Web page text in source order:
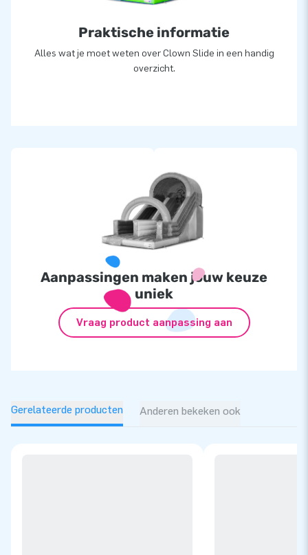
Praktische informatie
Alles wat je moet weten over Clown Slide in een handig
overzicht.
Aanpassingen maken jouw keuze
uniek
Vraag product aanpassing aan
Gerelateerde producten Anderen bekeken ook